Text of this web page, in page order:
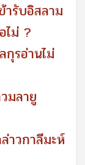
ารับอิสลาม
ไม่ ?
รอ่านไม่
มลายู
าวกาลีมะห์